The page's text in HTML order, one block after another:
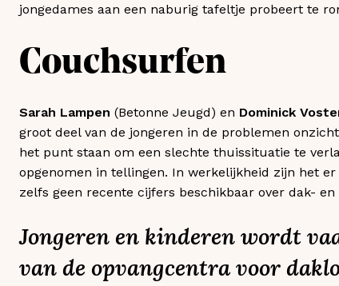
jongedames aan een naburig tafeltje probeert te
Couchsurfen
Sarah Lampen (Betonne Jeugd) en Dominick
groot deel van de jongeren in de problemen
het punt staan om een slechte thuissituatie te
opgenomen in tellingen. In werkelijkheid zijn het
zelfs geen recente cijfers beschikbaar over dak-
Jongeren en kinderen wordt
van de opvangcentra voor